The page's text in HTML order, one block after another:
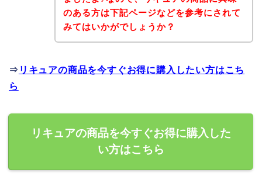
のある方は下記ページなどを参考にされて
みてはいかがでしょうか？
⇒ リキュアの商品を今すぐお得に購入したい方はこち
ら
リキュアの商品を今すぐお得に購入した
い方はこちら